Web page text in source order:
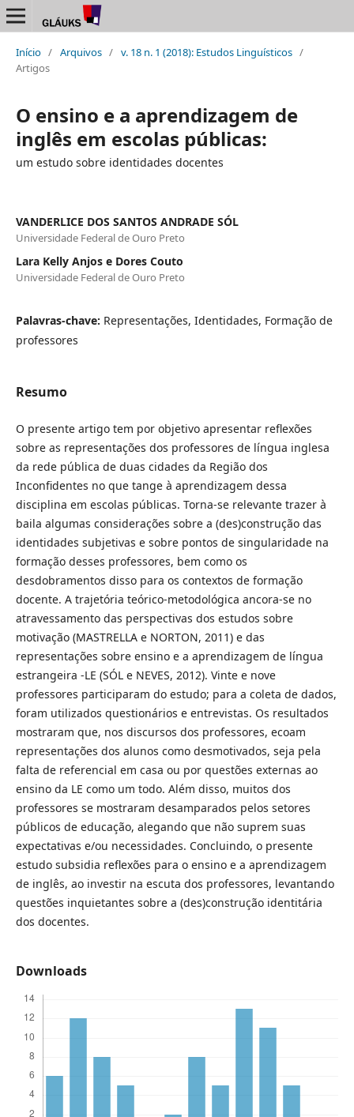
Início / Arquivos / v. 18 n. 1 (2018): Estudos Linguísticos /
Artigos
O ensino e a aprendizagem de
inglês em escolas públicas:
um estudo sobre identidades docentes
VANDERLICE DOS SANTOS ANDRADE SÓL
Universidade Federal de Ouro Preto
Lara Kelly Anjos e Dores Couto
Universidade Federal de Ouro Preto
Palavras-chave: Representações, Identidades, Formação de
professores
Resumo
O presente artigo tem por objetivo apresentar reflexões
sobre as representações dos professores de língua inglesa
da rede pública de duas cidades da Região dos
Inconfidentes no que tange à aprendizagem dessa
disciplina em escolas públicas. Torna-se relevante trazer à
baila algumas considerações sobre a (des)construção das
identidades subjetivas e sobre pontos de singularidade na
formação desses professores, bem como os
desdobramentos disso para os contextos de formação
docente. A trajetória teórico-metodológica ancora-se no
atravessamento das perspectivas dos estudos sobre
motivação (MASTRELLA e NORTON, 2011) e das
representações sobre ensino e a aprendizagem de língua
estrangeira -LE (SÓL e NEVES, 2012). Vinte e nove
professores participaram do estudo; para a coleta de dados,
foram utilizados questionários e entrevistas. Os resultados
mostraram que, nos discursos dos professores, ecoam
representações dos alunos como desmotivados, seja pela
falta de referencial em casa ou por questões externas ao
ensino da LE como um todo. Além disso, muitos dos
professores se mostraram desamparados pelos setores
públicos de educação, alegando que não suprem suas
expectativas e/ou necessidades. Concluindo, o presente
estudo subsidia reflexões para o ensino e a aprendizagem
de inglês, ao investir na escuta dos professores, levantando
questões inquietantes sobre a (des)construção identitária
dos docentes.
Downloads